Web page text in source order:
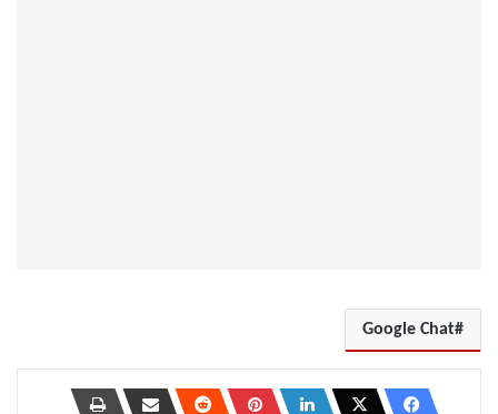
Google Chat